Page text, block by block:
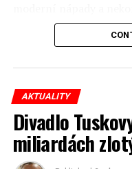
Polsko musí mít
politický tým. Pouze to
problémy. Hosty Fóra
ministři, politici a
korporací, lidé z
zástupci nevládních
AKTUALITY
Divadlo
miliardách